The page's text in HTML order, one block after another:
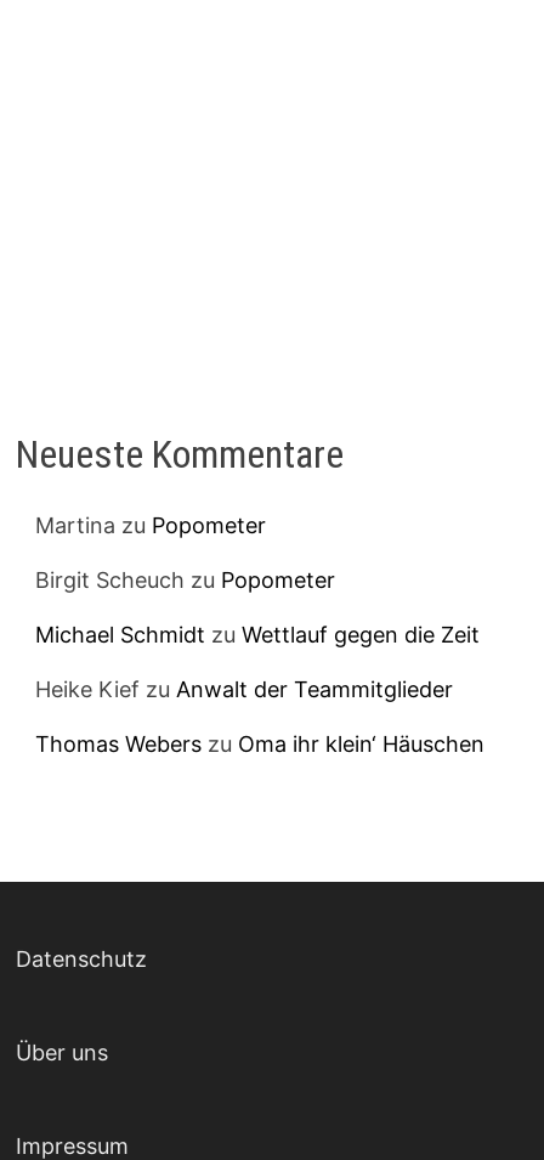
Neueste Kommentare
Martina zu Popometer
Birgit Scheuch zu Popometer
Michael Schmidt zuWettlauf gegen die Zeit
Heike Kief zuAnwalt der Teammitglieder
Thomas Webers zu Oma ihr klein‘ Häuschen
Datenschutz
Über uns
Impressum